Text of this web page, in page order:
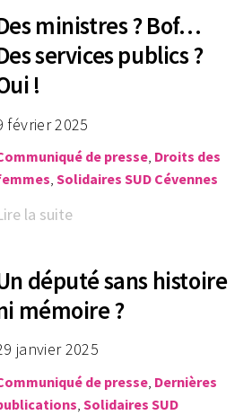
février 2025
ministres ? Bof…
services publics ?
!
de presse, Droits des
, Solidaires SUD Cévennes
la suite
janvier 2025
député sans histoire
mémoire ?
de presse, Dernières
, Solidaires SUD